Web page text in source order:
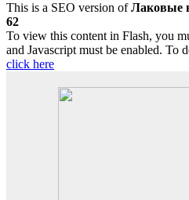
This is a SEO version ofЛаковые
62
To view this content in Flash, you
and Javascript must be enabled. To
click here